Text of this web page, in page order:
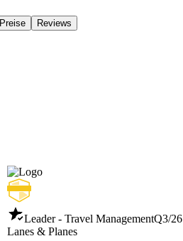
Preise Reviews
Leader - Travel ManagementQ3/26
Lanes & Planes